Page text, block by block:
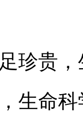
珍贵
生命